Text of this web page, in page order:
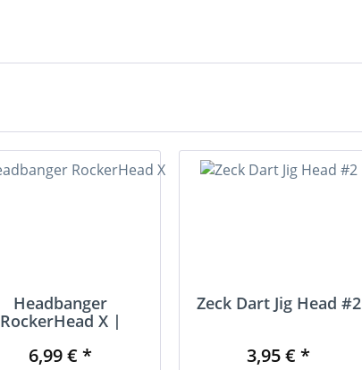
Headbanger
RockerHead X |
6,99 € *
Zeck Dart Jig Head #2
3,95 € *